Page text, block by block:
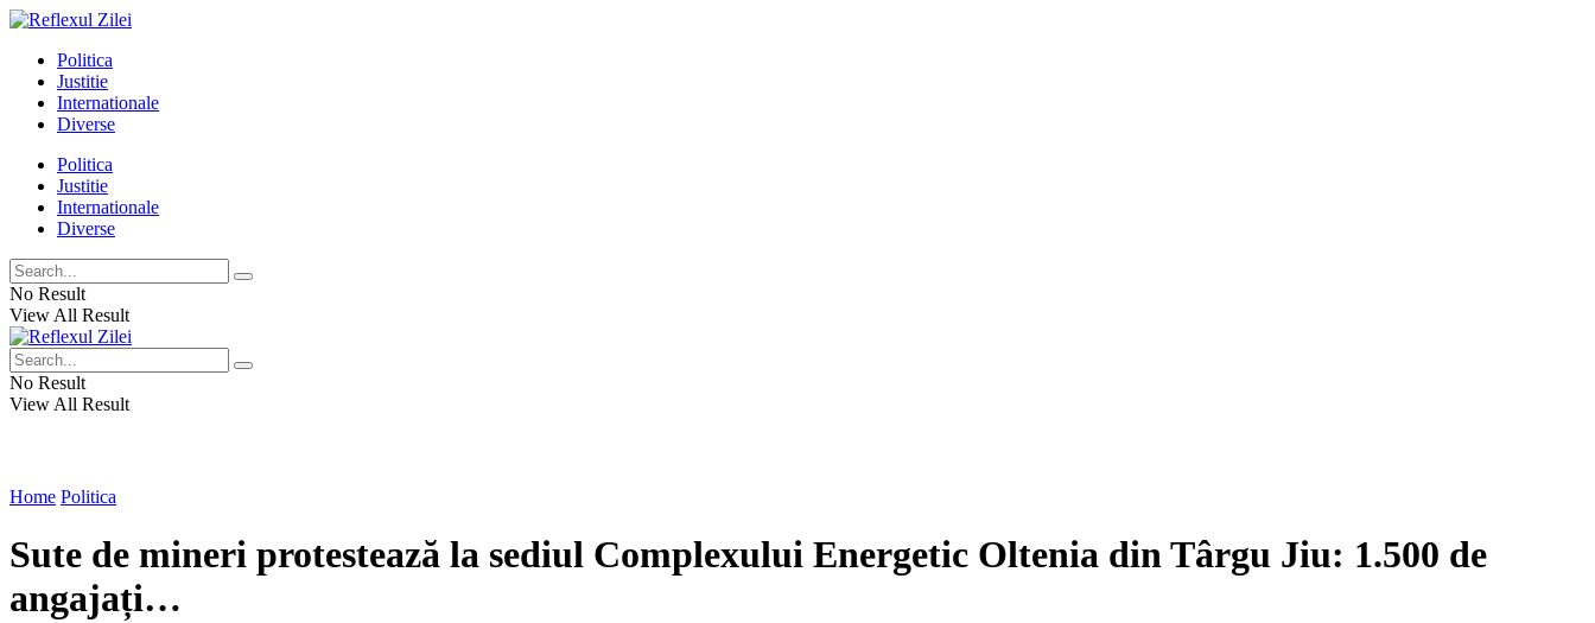
Politica
Justitie
Internationale
Diverse
Politica
Justitie
Internationale
Diverse
No Result
View All Result
No Result
View All Result
Home Politica
Sute de mineri protestează la sediul Complexului Energetic Oltenia din Târgu Jiu: 1.500 de
angajați…